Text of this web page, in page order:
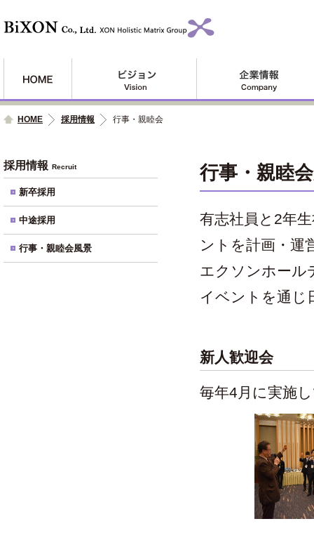
HOME 採用情報 行事・親睦会
行事・親睦
有志社員と2年
ントを計画・運
エクソンホール
イベントを通じ
新人歓迎会
毎年4月に実施
採用情報 Recruit
新卒採用
中途採用
行事・親睦会風景